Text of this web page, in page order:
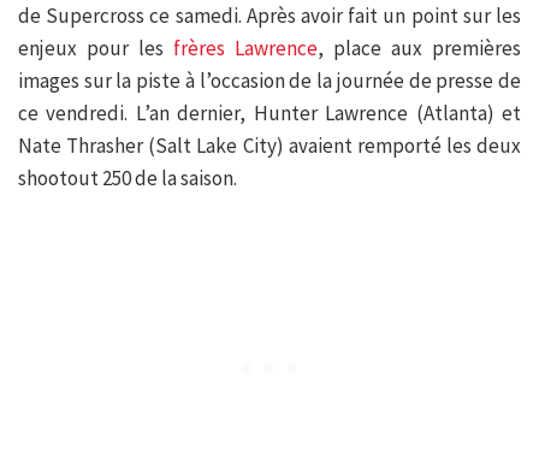
de Supercross ce samedi. Après avoir fait un point sur les
enjeux pour les frères Lawrence, place aux premières
images sur la piste à l’occasion de la journée de presse de
ce vendredi. L’an dernier, Hunter Lawrence (Atlanta) et
Nate Thrasher (Salt Lake City) avaient remporté les deux
shootout 250 de la saison.